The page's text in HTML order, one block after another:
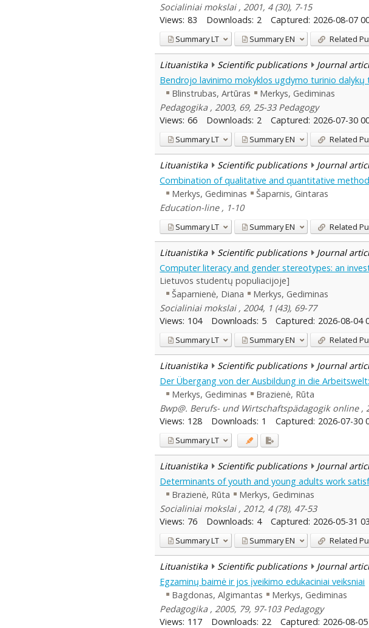
Socialiniai mokslai , 2001, 4 (30), 7-15
Views: 83 Downloads: 2 Captured: 2026-08-07
SummaryLT SummaryEN Related
Lituanistika Scientific publications Journal
Bendrojo lavinimo mokyklos ugdymo turinio
Blinstrubas, Artūras
Merkys, Gediminas
Pedagogika , 2003, 69, 25-33 Pedagogy
Views: 66 Downloads: 2 Captured: 2026-07-30
SummaryLT SummaryEN Related
Lituanistika Scientific publications Journal
Combination of qualitative and quantitative
Merkys, Gediminas
Šaparnis, Gintaras
Education-line , 1-10
SummaryLT SummaryEN Related
Lituanistika Scientific publications Journal
Computer literacy and gender stereotypes: an
Lietuvos studentų populiacijoje]
Šaparnienė, Diana
Merkys, Gediminas
Socialiniai mokslai , 2004, 1 (43), 69-77
Views: 104 Downloads: 5 Captured: 2026-08-04
SummaryLT SummaryEN Related
Lituanistika Scientific publications Journal
Der Übergang von der Ausbildung in die
Merkys, Gediminas
Brazienė, Rūta
Bwp@. Berufs- und Wirtschaftspädagogik online ,
Views: 128 Downloads: 1 Captured: 2026-07-30
SummaryLT
Lituanistika Scientific publications Journal
Determinants of youth and young adults work
Brazienė, Rūta
Merkys, Gediminas
Socialiniai mokslai , 2012, 4 (78), 47-53
Views: 76 Downloads: 4 Captured: 2026-05-31
SummaryLT SummaryEN Related
Lituanistika Scientific publications Journal
Egzaminų baimė ir jos įveikimo edukaciniai veiksniai
Bagdonas, Algimantas
Merkys, Gediminas
Pedagogika , 2005, 79, 97-103 Pedagogy
Views: 117 Downloads: 22 Captured: 2026-08-